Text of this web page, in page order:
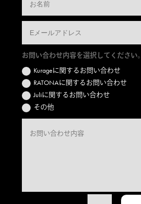
お問い合わせ内容を選択してください。
Kurageに関するお問い合わせ
RATONAに関するお問い合わせ
Juliに関するお問い合わせ
その他